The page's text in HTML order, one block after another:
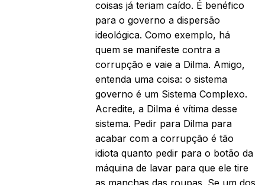
coisas já teriam caído. É benéfico
para o governo a dispersão
ideológica. Como exemplo, há
quem se manifeste contra a
corrupção e vaie a Dilma. Amigo,
entenda uma coisa: o sistema
governo é um Sistema Complexo.
Acredite, a Dilma é vítima desse
sistema. Pedir para Dilma para
acabar com a corrupção é tão
idiota quanto pedir para o botão da
máquina de lavar para que ele tire
as manchas das roupas. Se um dos